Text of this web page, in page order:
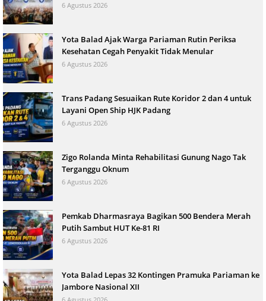
6 Agustus 2026
Yota Balad Ajak Warga Pariaman Rutin Periksa
Kesehatan Cegah Penyakit Tidak Menular
6 Agustus 2026
Trans Padang Sesuaikan Rute Koridor 2 dan 4 untuk
Layani Open Ship HJK Padang
6 Agustus 2026
Zigo Rolanda Minta Rehabilitasi Gunung Nago Tak
Terganggu Oknum
6 Agustus 2026
Pemkab Dharmasraya Bagikan 500 Bendera Merah
Putih Sambut HUT Ke-81 RI
6 Agustus 2026
Yota Balad Lepas 32 Kontingen Pramuka Pariaman ke
Jambore Nasional XII